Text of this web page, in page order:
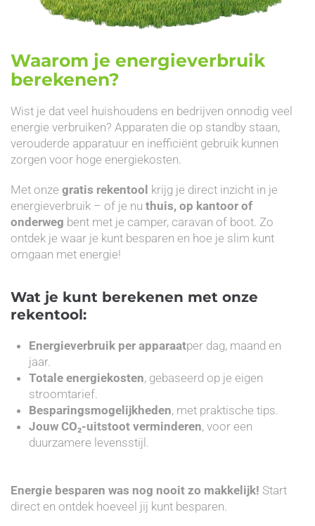
Waarom je energieverbruik
berekenen?
Wist je dat veel huishoudens en bedrijven onnodig veel
energie verbruiken? Apparaten die op standby staan,
verouderde apparatuur en inefficiënt gebruik kunnen
zorgen voor hoge energiekosten.
Met onze gratis rekentool krijg je direct inzicht in je
energieverbruik – of je nu thuis, op kantoor of
onderweg bent met je camper, caravan of boot. Zo
ontdek je waar je kunt besparen en hoe je slim kunt
omgaan met energie!
Wat je kunt berekenen met onze
rekentool:
Energieverbruik per apparaatper dag, maand en
jaar.
Totale energiekosten, gebaseerd op je eigen
stroomtarief.
Besparingsmogelijkheden, met praktische tips.
Jouw CO₂-uitstoot verminderen, voor een
duurzamere levensstijl.
Energie besparen was nog nooit zo makkelijk! Start
direct en ontdek hoeveel jij kunt besparen.